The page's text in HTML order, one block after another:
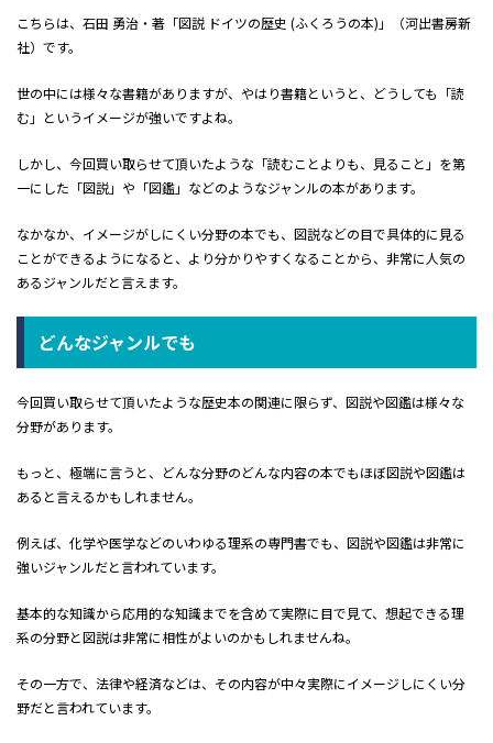
こちらは、石田 勇治・著「図説 ドイツの歴史 (ふくろうの本)」（河出書房新
社）です。
世の中には様々な書籍がありますが、やはり書籍というと、どうしても「読
む」というイメージが強いですよね。
しかし、今回買い取らせて頂いたような「読むことよりも、見ること」を第
一にした「図説」や「図鑑」などのようなジャンルの本があります。
なかなか、イメージがしにくい分野の本でも、図説などの目で具体的に見る
ことができるようになると、より分かりやすくなることから、非常に人気の
あるジャンルだと言えます。
どんなジャンルでも
今回買い取らせて頂いたような歴史本の関連に限らず、図説や図鑑は様々な
分野があります。
もっと、極端に言うと、どんな分野のどんな内容の本でもほぼ図説や図鑑は
あると言えるかもしれません。
例えば、化学や医学などのいわゆる理系の専門書でも、図説や図鑑は非常に
強いジャンルだと言われています。
基本的な知識から応用的な知識までを含めて実際に目で見て、想起できる理
系の分野と図説は非常に相性がよいのかもしれませんね。
その一方で、法律や経済などは、その内容が中々実際にイメージしにくい分
野だと言われています。